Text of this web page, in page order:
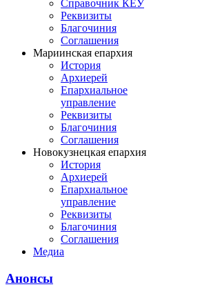
Справочник КЕУ
Реквизиты
Благочиния
Соглашения
Мариинская епархия
История
Архиерей
Епархиальное
управление
Реквизиты
Благочиния
Соглашения
Новокузнецкая епархия
История
Архиерей
Епархиальное
управление
Реквизиты
Благочиния
Соглашения
Медиа
Анонсы